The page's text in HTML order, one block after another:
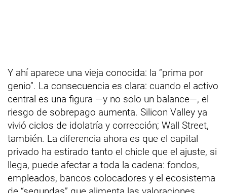
Y ahí aparece una vieja conocida: la “prima por
genio”. La consecuencia es clara: cuando el activo
central es una figura —y no solo un balance—, el
riesgo de sobrepago aumenta. Silicon Valley ya
vivió ciclos de idolatría y corrección; Wall Street,
también. La diferencia ahora es que el capital
privado ha estirado tanto el chicle que el ajuste, si
llega, puede afectar a toda la cadena: fondos,
empleados, bancos colocadores y el ecosistema